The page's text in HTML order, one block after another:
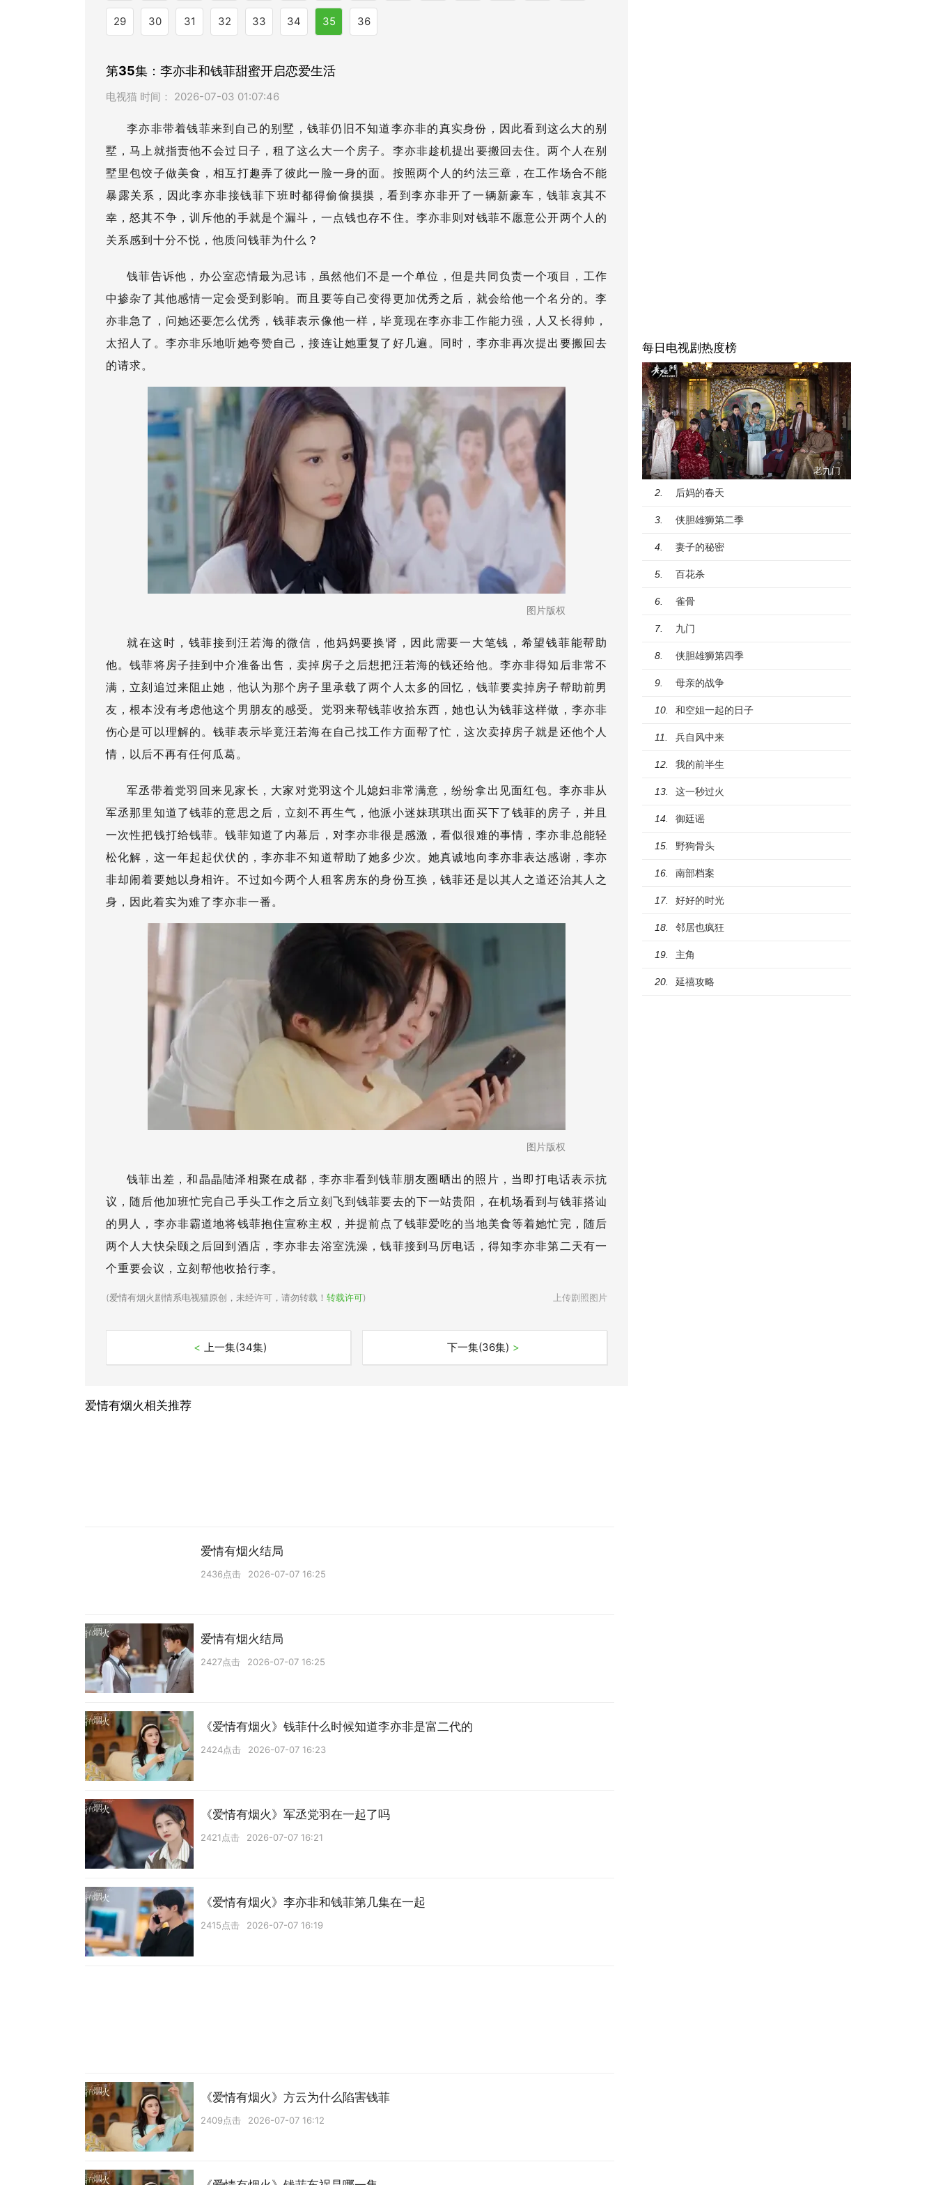
29 30 31 32 33 34 35 36
第35集：李亦非和钱菲甜蜜开启恋爱生活
电视猫 时间： 2026-07-03 01:07:46
李亦非带着钱菲来到自己的别墅，钱菲仍旧不知道李亦非的真实身份，因此看到这么大的别
墅，马上就指责他不会过日子，租了这么大一个房子。李亦非趁机提出要搬回去住。两个人在别
墅里包饺子做美食，相互打趣弄了彼此一脸一身的面。按照两个人的约法三章，在工作场合不能
暴露关系，因此李亦非接钱菲下班时都得偷偷摸摸，看到李亦非开了一辆新豪车，钱菲哀其不
幸，怒其不争，训斥他的手就是个漏斗，一点钱也存不住。李亦非则对钱菲不愿意公开两个人的
关系感到十分不悦，他质问钱菲为什么？
钱菲告诉他，办公室恋情最为忌讳，虽然他们不是一个单位，但是共同负责一个项目，工作
中掺杂了其他感情一定会受到影响。而且要等自己变得更加优秀之后，就会给他一个名分的。李
亦非急了，问她还要怎么优秀，钱菲表示像他一样，毕竟现在李亦非工作能力强，人又长得帅，
太招人了。李亦非乐地听她夸赞自己，接连让她重复了好几遍。同时，李亦非再次提出要搬回去
的请求。
图片版权
就在这时，钱菲接到汪若海的微信，他妈妈要换肾，因此需要一大笔钱，希望钱菲能帮助
他。钱菲将房子挂到中介准备出售，卖掉房子之后想把汪若海的钱还给他。李亦非得知后非常不
满，立刻追过来阻止她，他认为那个房子里承载了两个人太多的回忆，钱菲要卖掉房子帮助前男
友，根本没有考虑他这个男朋友的感受。党羽来帮钱菲收拾东西，她也认为钱菲这样做，李亦非
伤心是可以理解的。钱菲表示毕竟汪若海在自己找工作方面帮了忙，这次卖掉房子就是还他个人
情，以后不再有任何瓜葛。
军丞带着党羽回来见家长，大家对党羽这个儿媳妇非常满意，纷纷拿出见面红包。李亦非从
军丞那里知道了钱菲的意思之后，立刻不再生气，他派小迷妹琪琪出面买下了钱菲的房子，并且
一次性把钱打给钱菲。钱菲知道了内幕后，对李亦非很是感激，看似很难的事情，李亦非总能轻
松化解，这一年起起伏伏的，李亦非不知道帮助了她多少次。她真诚地向李亦非表达感谢，李亦
非却闹着要她以身相许。不过如今两个人租客房东的身份互换，钱菲还是以其人之道还治其人之
身，因此着实为难了李亦非一番。
图片版权
钱菲出差，和晶晶陆泽相聚在成都，李亦非看到钱菲朋友圈晒出的照片，当即打电话表示抗
议，随后他加班忙完自己手头工作之后立刻飞到钱菲要去的下一站贵阳，在机场看到与钱菲搭讪
的男人，李亦非霸道地将钱菲抱住宣称主权，并提前点了钱菲爱吃的当地美食等着她忙完，随后
两个人大快朵颐之后回到酒店，李亦非去浴室洗澡，钱菲接到马厉电话，得知李亦非第二天有一
个重要会议，立刻帮他收拾行李。
(爱情有烟火剧情系电视猫原创，未经许可，请勿转载！ 转载许可) 上传剧照图片
< 上一集(34集) 下一集(36集) >
爱情有烟火相关推荐
爱情有烟火结局
2436点击 2026-07-07 16:25
爱情有烟火结局
2427点击 2026-07-07 16:25
《爱情有烟火》钱菲什么时候知道李亦非是富二代的
2424点击 2026-07-07 16:23
《爱情有烟火》军丞党羽在一起了吗
2421点击 2026-07-07 16:21
《爱情有烟火》李亦非和钱菲第几集在一起
2415点击 2026-07-07 16:19
《爱情有烟火》方云为什么陷害钱菲
2409点击 2026-07-07 16:12
每日电视剧热度榜
老九门
2.
后妈的春天
3. 侠胆雄狮第二季
4. 妻子的秘密
5. 百花杀
6. 雀骨
7. 九门
8. 侠胆雄狮第四季
9. 母亲的战争
10. 和空姐一起的日子
11. 兵自风中来
12. 我的前半生
13. 这一秒过火
14. 御廷谣
15. 野狗骨头
16. 南部档案
17. 好好的时光
18. 邻居也疯狂
19. 主角
20. 延禧攻略